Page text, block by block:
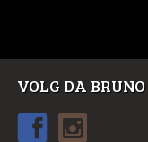
VOLG DA BRUNO